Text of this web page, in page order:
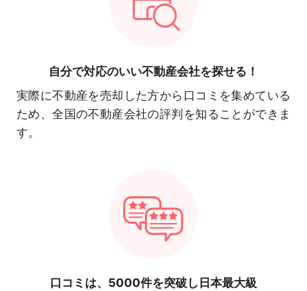
自分で対応のいい不動産会社を探せる！
実際に不動産を売却した方から口コミを集めている
ため、全国の不動産会社の評判を知ることができま
す。
口コミは、 5000件を突破し日本最大級